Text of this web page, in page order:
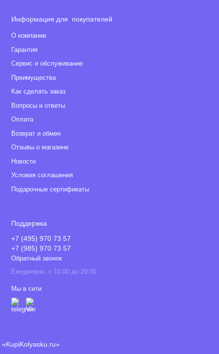
Информация для покупателей
О компании
Гарантия
Сервис и обслуживание
Преимущества
Как сделать заказ
Вопросы и ответы
Оплата
Возврат и обмен
Отзывы о магазине
Новости
Условия соглашения
Подарочные сертификаты
Поддержка
+7 (495) 970 73 57
+7 (985) 970 73 57
Обратный звонок
Ежедневно, с 10.00 до 20.00
Мы в сети
«KupiKolyasku.ru»